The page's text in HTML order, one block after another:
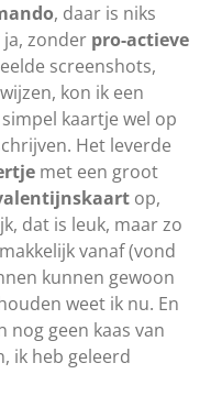
, daar is niks
zonder pro-actieve
screenshots,
kon ik een
kaartje wel op
Het leverde
met een groot
op,
dat is leuk, maar zo
vanaf (vond
kunnen gewoon
weet ik nu. En
nog geen kaas van
ik heb geleerd